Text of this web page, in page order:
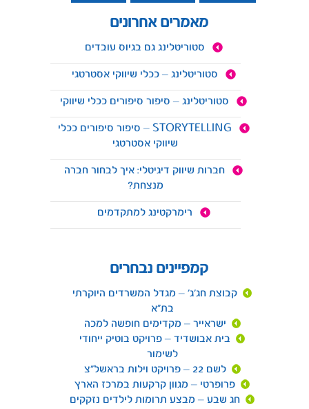
מאמרים אחרונים
סטוריטלינג גם בגיוס עובדים
סטוריטלינג – ככלי שיווקי אסטרטגי
סטוריטלינג – סיפור סיפורים ככלי שיווקי
STORYTELLING – סיפור סיפורים ככלי
שיווקי אסטרטגי
חברות שיווק דיגיטלי: איך לבחור חברה
מנצחת?
רימרקטינג למתקדמים
קמפיינים נבחרים
קבוצת חג'ג' – מגדל המשרדים היוקרתי
בת"א
ישראייר – מקדימים חופשה למכה
בית אבושדיד – פרויקט בוטיק ייחודי
לשימור
לשם 22 – פרויקט וילות בראשל"צ
פרופרטי – מגוון קרקעות במרכז הארץ
חג שבע – מבצע תרומות לילדים נזקקים